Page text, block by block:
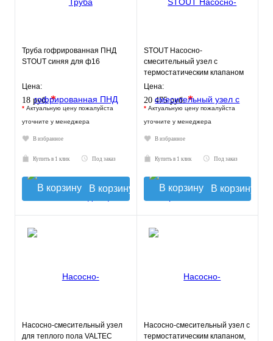
Труба гофрированная ПНД
STOUT синяя для ф16
Цена:
18 руб.*
* Актуальную цену пожалуйста
уточните у менеджера
В избранное
Купить в 1 клик Под заказ
В корзину
STOUT Насосно-
смесительный узел с
термостатическим клапаном
30-60°C, без насоса
Цена:
20 475 руб.*
* Актуальную цену пожалуйста
уточните у менеджера
В избранное
Купить в 1 клик Под заказ
В корзину
Насосно-смесительный узел
для теплого пола VALTEC
Насосно-смесительный узел с
термостатическим клапаном,